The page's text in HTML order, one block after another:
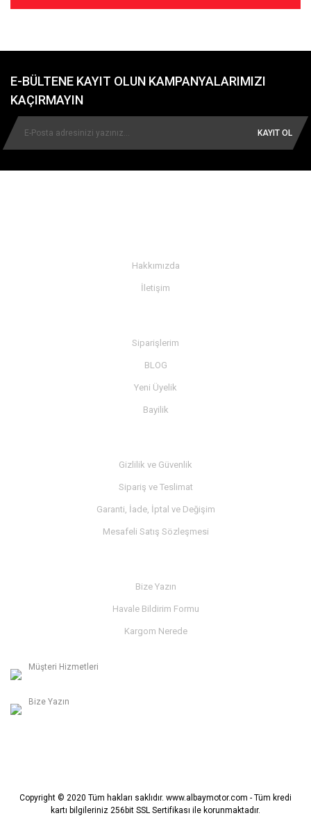
E-BÜLTENE KAYIT OLUN KAMPANYALARIMIZI
KAÇIRMAYIN
KAYIT OL
Hakkımızda
İletişim
Siparişlerim
BLOG
Yeni Üyelik
Bayilik
Gizlilik ve Güvenlik
Sipariş ve Teslimat
Garanti, İade, İptal ve Değişim
Mesafeli Satış Sözleşmesi
Bize Yazın
Havale Bildirim Formu
Kargom Nerede
Müşteri Hizmetleri
Bize Yazın
Copyright © 2020 Tüm hakları saklıdır. www.albaymotor.com - Tüm kredi
kartı bilgileriniz 256bit SSL Sertifikası ile korunmaktadır.